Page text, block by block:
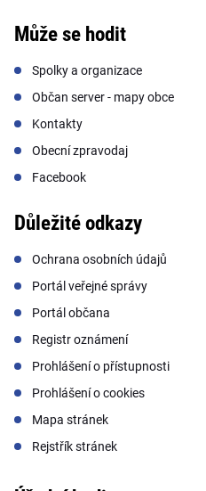
Může se hodit
Spolky a organizace
Občan server - mapy obce
Kontakty
Obecní zpravodaj
Facebook
Důležité odkazy
Ochrana osobních údajů
Portál veřejné správy
Portál občana
Registr oznámení
Prohlášení o přístupnosti
Prohlášení o cookies
Mapa stránek
Rejstřík stránek